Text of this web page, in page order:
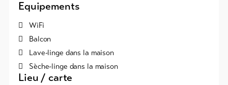
Equipements
WiFi
Balcon
Lave-linge dans la maison
Sèche-linge dans la maison
Lieu / carte